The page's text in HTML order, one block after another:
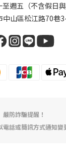
週五（不含假日與
中山區松江路70巷
嚴防詐騙提醒！
話或簡訊方式通知變